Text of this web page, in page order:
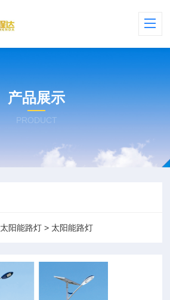
产品展示
PRODUCT
太阳能路灯 > 太阳能路灯